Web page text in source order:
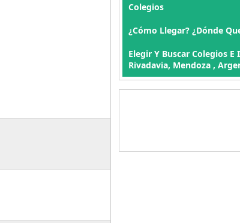
Colegios
¿Cómo Llegar? ¿Dónde
Elegir Y Buscar Colegios
Rivadavia, Mendoza ,